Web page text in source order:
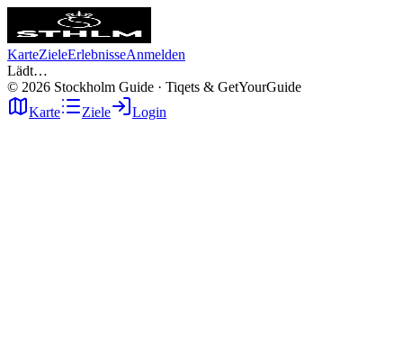
KarteZieleErlebnisseAnmelden
Lädt…
© 2026 Stockholm Guide · Tiqets & GetYourGuide
Karte
Ziele Login